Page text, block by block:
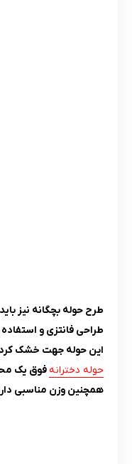
طرح حوله بچگانه نیز
طراحی فانتزی و
این حوله جهت خشک
حوله دخترانهفوق یک
همچنین وزن مناسبی